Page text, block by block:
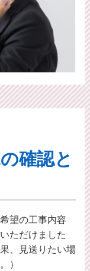
確認と
望の工事内容
ただけました
、見送りたい場
）